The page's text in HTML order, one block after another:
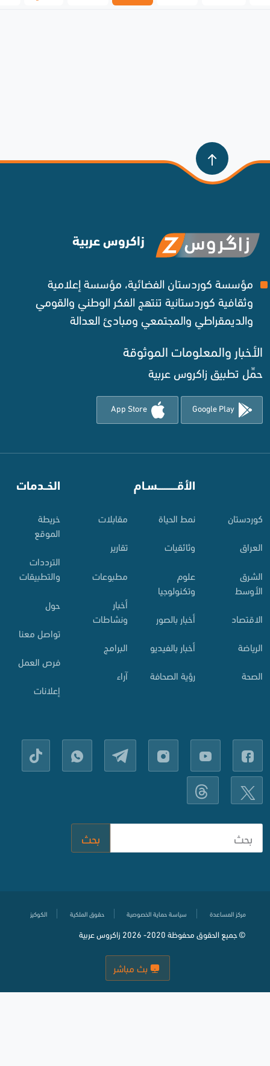
زاكروس عربية
مؤسسة كوردستان الفضائية، مؤسسة إعلامية
وثقافية كوردستانية تنتهج الفكر الوطني والقومي
والديمقراطي والمجتمعي ومبادئ العدالة ‌
والمعلومات الموثوقة‌
تطبيق زاكروس عربية
Google Play
App Store
الأقـــــــــــسـام
نمط الحياة
وثائقيات
علوم
وتكنولوجيا
أخبار بالصور
أخبار بالفيديو
رؤية الصحافة
⠀
مقابلات
تقارير
مطبوعات
أخبار
ونشاطات
البرامج
آراء
الخــدمات
خريطة
الموقع
الترددات
والتطبيقات
حول
تواصل معنا
فرص العمل
إعلانات
بحث
مركز المساعدة سياسة حماية الخصوصية حقوق الملكية الكوكيز
© جميع الحقوق محفوظة2020- 2026 زاكروس عربية
بث مباشر